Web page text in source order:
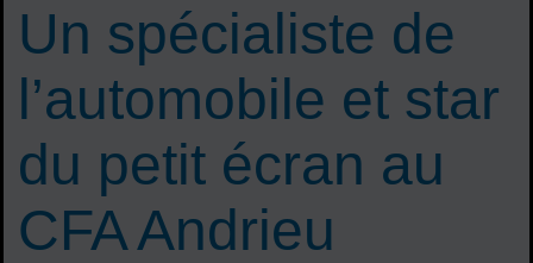
Un spécialiste de
l’automobile et star
du petit écran au
CFA Andrieu